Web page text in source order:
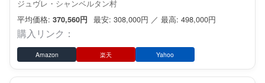
ジュヴレ・シャンベルタン村
平均価格: 370,560円 最安: 308,000円 ／ 最高: 498,000円
購入リンク：
Amazon 楽天 Yahoo